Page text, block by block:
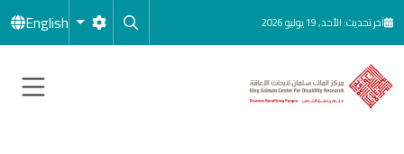
تجاوز إلى المحتوى الرئيسي
آخر تحديث: الأحد, 19 يوليو 2026 English